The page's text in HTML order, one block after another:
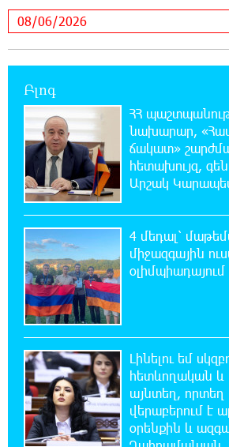
Քաղաքական սուր
7:34:14 6-08-2026
կկատարվեն. «Փաստ»
7:03:23 6-08-2026
Ընտրություններն
իշխանություններին էլ
6:32:20 6-08-2026
Նոր պարտքեր են
փակելու համար. «Փաստ»
6:01:15 6-08-2026
Անհավասարակշռության
կախվածության
0:57:28 6-08-2026
Ես հավատում եմ, որ
Արմենիան» ունակ է
Բլոգ
ՀՀ
նախարար,
ճակատ»
հետախույզ,
Արշակ
4 մեդալ՝
միջազգային
օլիմպիադայում
Լինելու եմ
հետևողական և
այնտեղ, որտեղ
վերաբերում է
օրենքին և